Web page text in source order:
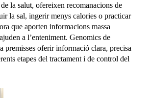
la salut, ofereixen recomanacions de
la sal, ingerir menys calories o practicar
que aporten informacions massa
a l’enteniment. Genomics de
premisses oferir informació clara, precisa
etapes del tractament i de control del